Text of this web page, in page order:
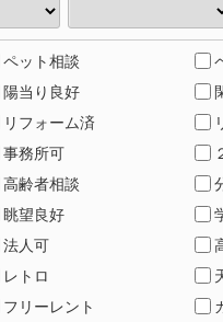
ペット相談
陽当り良好
リフォーム済
事務所可
高齢者相談
眺望良好
法人可
レトロ
フリーレント